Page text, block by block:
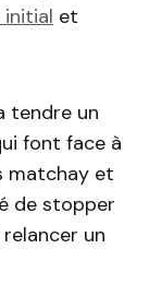
initial et
tendre un
font face à
matchay et
de stopper
un